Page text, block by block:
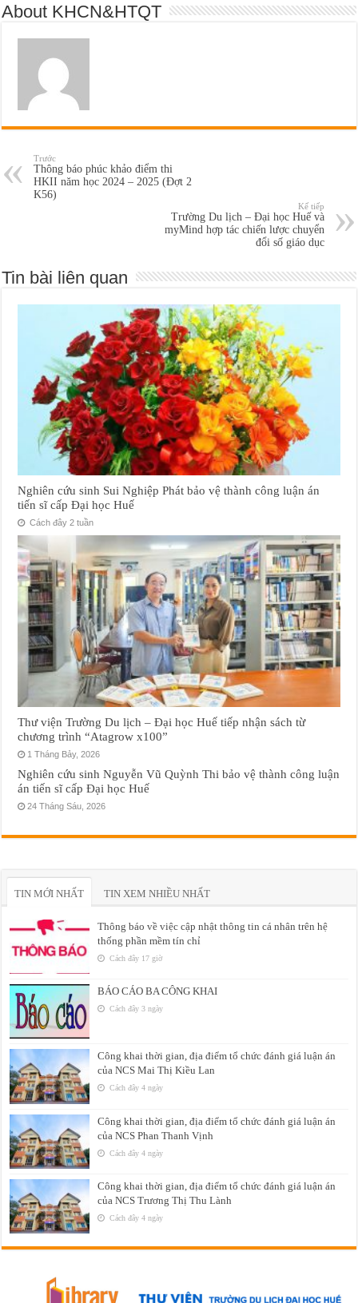
About KHCN&HTQT
Trước
Thông báo phúc khảo điểm thi
HKII năm học 2024 – 2025 (Đợt 2
K56)
Kế tiếp
Trường Du lịch – Đại học Huế và
myMind hợp tác chiến lược chuyển
đổi số giáo dục
Tin bài liên quan
Nghiên cứu sinh Sui Nghiệp Phát bảo vệ thành công luận án
tiến sĩ cấp Đại học Huế
Cách đây 2 tuần
Thư viện Trường Du lịch – Đại học Huế tiếp nhận sách từ
chương trình “Atagrow x100”
1 Tháng Bảy, 2026
Nghiên cứu sinh Nguyễn Vũ Quỳnh Thi bảo vệ thành công luận
án tiến sĩ cấp Đại học Huế
24 Tháng Sáu, 2026
TIN MỚI NHẤT TIN XEM NHIỀU NHẤT
Thông báo về việc cập nhật thông tin cá nhân trên hệ
thống phần mềm tín chỉ
Cách đây 17 giờ
BÁO CÁO BA CÔNG KHAI
Cách đây 3 ngày
Công khai thời gian, địa điểm tổ chức đánh giá luận án
của NCS Mai Thị Kiều Lan
Cách đây 4 ngày
Công khai thời gian, địa điểm tổ chức đánh giá luận án
của NCS Phan Thanh Vịnh
Cách đây 4 ngày
Công khai thời gian, địa điểm tổ chức đánh giá luận án
của NCS Trương Thị Thu Lành
Cách đây 4 ngày